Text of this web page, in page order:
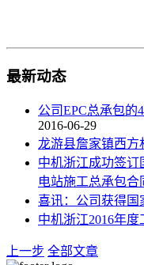
最新动态
公司EPC总承包的
2016-06-29
龙游县詹家镇西方
中机浙江成功签订
电站施工总承包合
喜讯：公司获得国
中机浙江2016年
上一步 全部文章